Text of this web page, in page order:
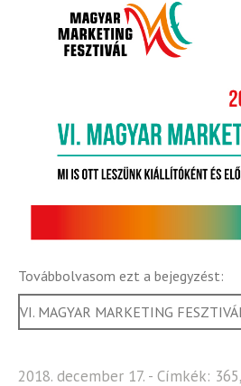
Továbbolvasom ezt a bejegyzést:
VI. MAGYAR MARKETING FESZTIVÁL
2018. december 17. - Címkék: 365,